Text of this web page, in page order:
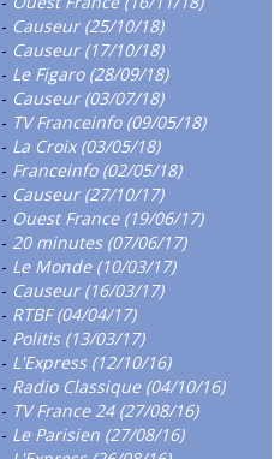
- Causeur (25/10/18)
- Causeur (17/10/18)
- Le Figaro (28/09/18)
- Causeur (03/07/18)
- TV Franceinfo (09/05/18)
- La Croix (03/05/18)
- Franceinfo (02/05/18)
- Causeur (27/10/17)
- Ouest France (19/06/17)
- 20 minutes (07/06/17)
- Le Monde (10/03/17)
- Causeur (16/03/17)
- RTBF (04/04/17)
- Politis (13/03/17)
- L'Express (12/10/16)
- Radio Classique (04/10/16)
- TV France 24 (27/08/16)
- Le Parisien (27/08/16)